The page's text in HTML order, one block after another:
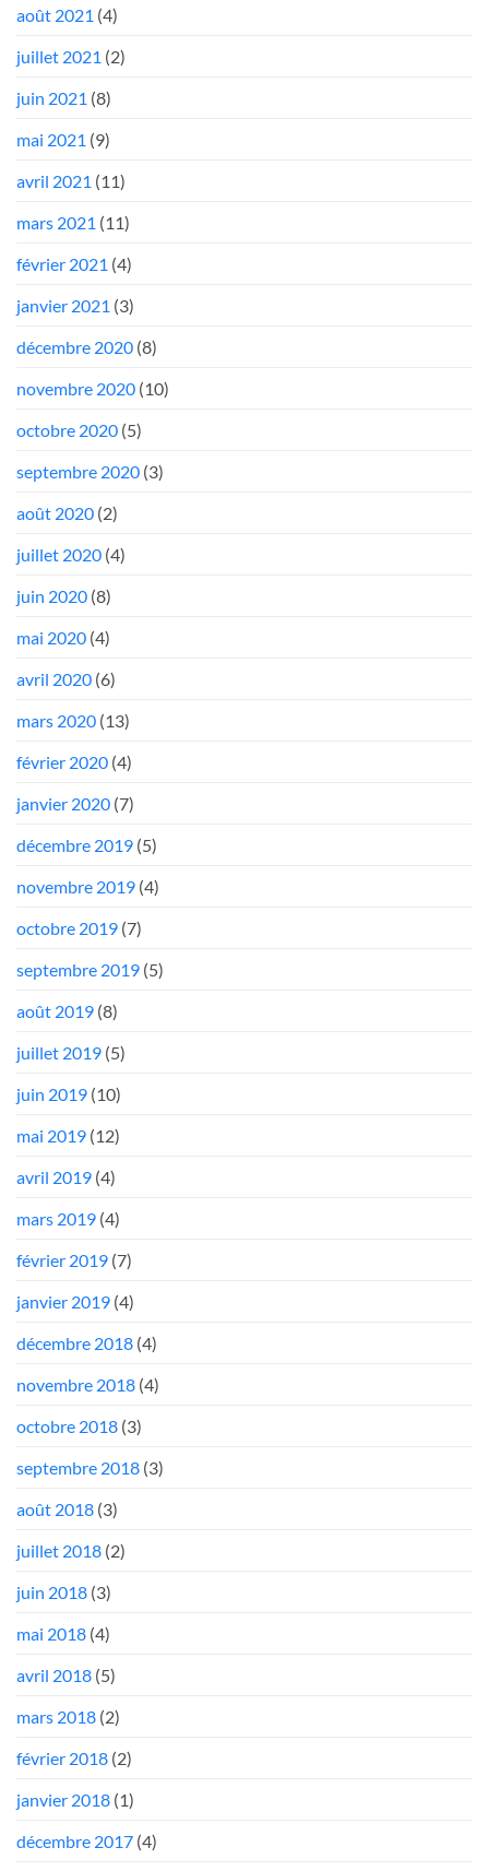
août 2021 (4)
juillet 2021 (2)
juin 2021 (8)
mai 2021 (9)
avril 2021 (11)
mars 2021 (11)
février 2021 (4)
janvier 2021 (3)
décembre 2020 (8)
novembre 2020 (10)
octobre 2020 (5)
septembre 2020 (3)
août 2020 (2)
juillet 2020 (4)
juin 2020 (8)
mai 2020 (4)
avril 2020 (6)
mars 2020 (13)
février 2020 (4)
janvier 2020 (7)
décembre 2019 (5)
novembre 2019 (4)
octobre 2019 (7)
septembre 2019 (5)
août 2019 (8)
juillet 2019 (5)
juin 2019 (10)
mai 2019 (12)
avril 2019 (4)
mars 2019 (4)
février 2019 (7)
janvier 2019 (4)
décembre 2018 (4)
novembre 2018 (4)
octobre 2018 (3)
septembre 2018 (3)
août 2018 (3)
juillet 2018 (2)
juin 2018 (3)
mai 2018 (4)
avril 2018 (5)
mars 2018 (2)
février 2018 (2)
janvier 2018 (1)
décembre 2017 (4)